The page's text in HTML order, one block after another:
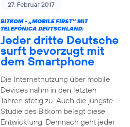
27. Februar 2017
BITKOM - „MOBILE FIRST“ MIT
TELEFÓNICA DEUTSCHLAND:
Jeder dritte Deutsche
surft bevorzugt mit
dem Smartphone
Die Internetnutzung über mobile
Devices nahm in den letzten
Jahren stetig zu. Auch die jüngste
Studie des Bitkom belegt diese
Entwicklung. Demnach geht jeder